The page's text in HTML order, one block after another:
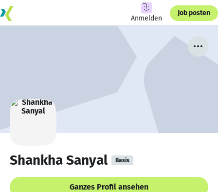
Anmelden
Job posten
Shankha Sanyal Basis
Ganzes Profil ansehen